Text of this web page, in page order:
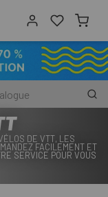
DE VTT, LES
FACILEMENT ET
SERVICE POUR VOUS